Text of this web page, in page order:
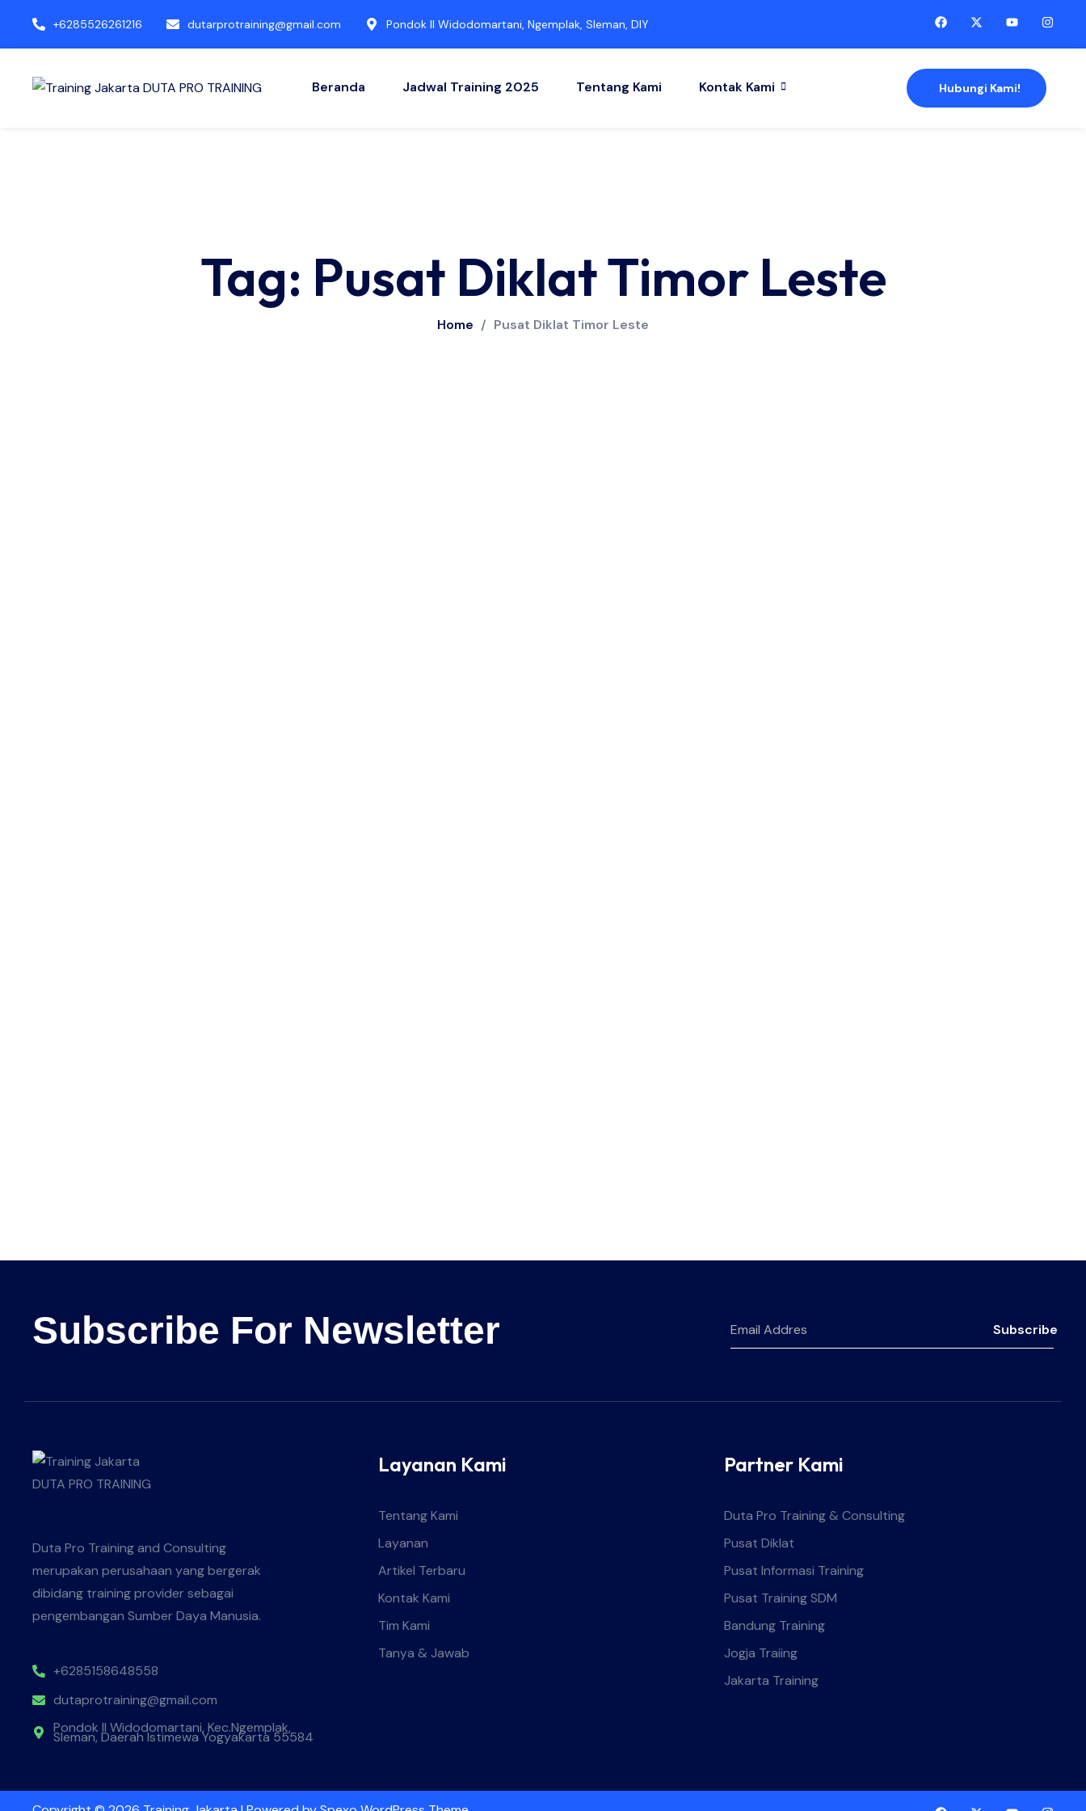
+6285526261216 dutarprotraining@gmail.com Pondok II Widodomartani, Ngemplak, Sleman, DIY
Beranda Jadwal Training 2025 Tentang Kami Kontak Kami Hubungi Kami!
Tag: Pusat Diklat Timor Leste
Home / Pusat Diklat Timor Leste
Subscribe For Newsletter Subscribe
Duta Pro Training and Consulting
merupakan perusahaan yang bergerak
dibidang training provider sebagai
pengembangan Sumber Daya Manusia.
+6285158648558
dutaprotraining@gmail.com
Pondok II Widodomartani, Kec.Ngemplak,
Sleman, Daerah Istimewa Yogyakarta 55584
Layanan Kami
Tentang Kami
Layanan
Artikel Terbaru
Kontak Kami
Tim Kami
Tanya & Jawab
Partner Kami
Duta Pro Training & Consulting
Pusat Diklat
Pusat Informasi Training
Pusat Training SDM
Bandung Training
Jogja Traiing
Jakarta Training